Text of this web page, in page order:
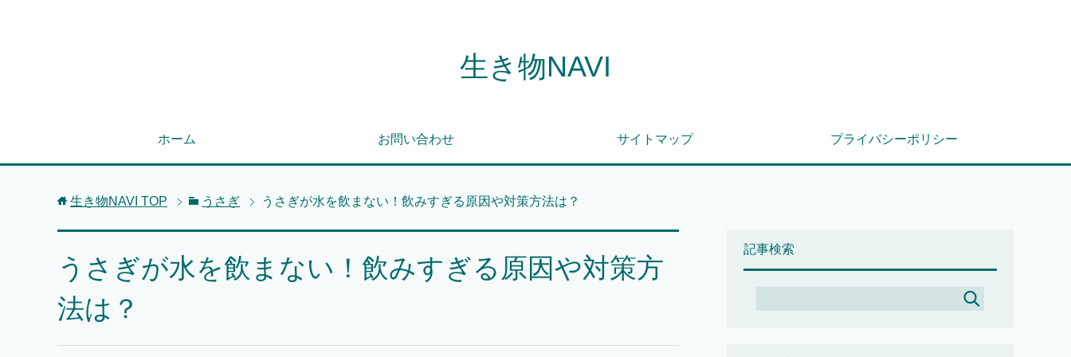
生き物NAVI
ホーム お問い合わせ サイトマップ プライバシーポリシー
生き物NAVI TOP うさぎ うさぎが水を飲まない！飲みすぎる原因や対策方法は？
うさぎが水を飲まない！飲みすぎる原因や対策方
法は？
記事検索